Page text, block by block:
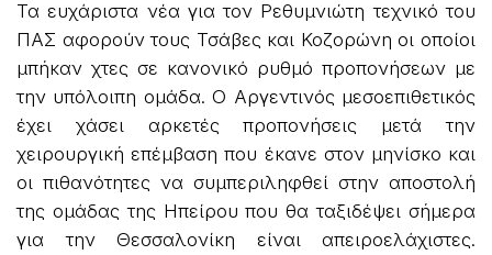
Τα ευχάριστα νέα για τον Ρεθυμνιώτη τεχνικό του
ΠΑΣ αφορούν τους Τσάβες και Κοζορώνη οι οποίοι
μπήκαν χτες σε κανονικό ρυθμό προπονήσεων με
την υπόλοιπη ομάδα. Ο Αργεντινός μεσοεπιθετικός
έχει χάσει αρκετές προπονήσεις μετά την
χειρουργική επέμβαση που έκανε στον μηνίσκο και
οι πιθανότητες να συμπεριληφθεί στην αποστολή
της ομάδας της Ηπείρου που θα ταξιδέψει σήμερα
για την Θεσσαλονίκη είναι απειροελάχιστες.